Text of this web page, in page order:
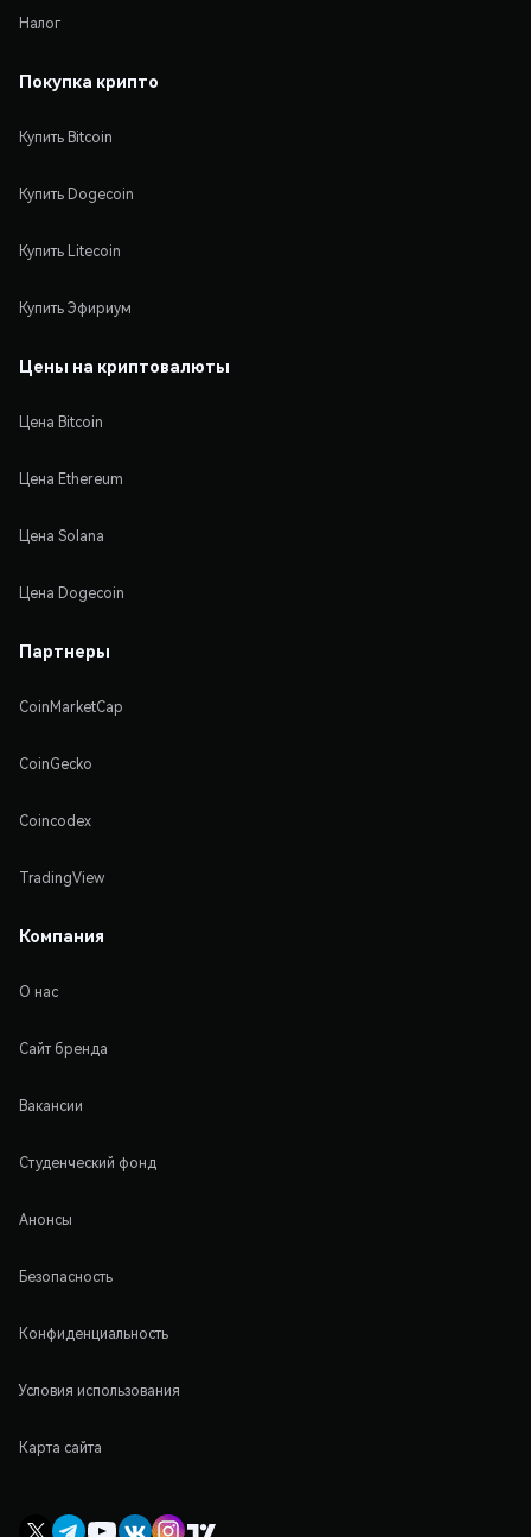
Налог
Покупка крипто
Купить Bitcoin
Купить Dogecoin
Купить Litecoin
Купить Эфириум
Цены на криптовалюты
Цена Bitcoin
Цена Ethereum
Цена Solana
Цена Dogecoin
Партнеры
CoinMarketCap
CoinGecko
Coincodex
TradingView
Компания
О нас
Сайт бренда
Вакансии
Студенческий фонд
Анонсы
Безопасность
Конфиденциальность
Условия использования
Карта сайта